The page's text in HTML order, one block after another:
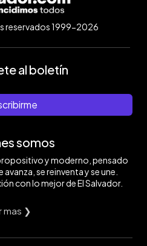
reservados 1999-2026
al boletín
somos
y moderno, pensado
se reinventa y se une.
con lo mejor de El Salvador.
mas ❯